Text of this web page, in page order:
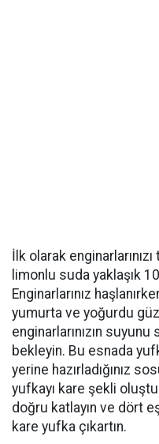
İlk olarak
limonlu suda yaklaşık
Enginarlarınız
yumurta ve yoğurdu
enginarlarınızın
bekleyin. Bu esnada
yerine hazırladığınız
yufkayı kare şekli
doğru katlayın ve dört
kare yufka çıkartın.